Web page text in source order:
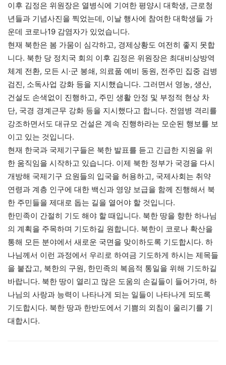
이후 김정은 위원장은 열병식에 기여한 평양시 대학생, 근로청
년들과 기념사진을 찍었는데, 이날 행사에 참여한 대학생들 가
운데 코로나19 감염자가 있었습니다.
현재 북한은 봄 가뭄이 심각하고, 경제상황도 여전히 좋지 못합
니다. 북한 당 정치국 회의 이후 김정은 위원장은 최대비상방역
체계 전환, 모든 시·군 봉쇄, 의료품 예비 동원, 전주민 집중 검병
검진, 소독사업 강화 등을 지시했습니다. 그러면서 영농, 생산,
건설도 손색없이 진행하고, 주민 생활 안정 및 부정적 현상 차
단, 국경 경계근무 강화 등을 지시했다고 합니다. 전염병 격리를
강조하면서도 대규모 건설은 계속 진행하라는 모순된 행보를 보
이고 있는 것입니다.
현재 한국과 국제기구들은 북한 발표를 듣고 긴급한 지원을 위
한 움직임을 시작하고 있습니다. 이제 북한 정부가 국경을 다시
개방해 국제기구 요원들의 입국을 허용하고, 국제사회는 취약
연령과 계층 인구에 대한 백신과 영양 보급을 함께 진행해서 북
한 주민들을 제대로 돕는 길을 열어야 할 것입니다.
한민족이 간절히 기도 해야 할 때입니다. 북한 땅을 향한 하나님
의 계획을 주목하며 기도하길 원합니다. 북한이 코로나 확산을
통해 모든 분야에서 새로운 국면을 맞이하도록 기도합시다. 하
나님께서 이런 과정에서 우리로 하여금 기도하게 하시는 제목들
을 붙잡고, 북한의 구원, 한민족의 복음적 통일을 위해 기도하길
바랍니다. 북한 땅이 열리고 많은 도움의 손길들이 들어가며, 하
나님의 사랑과 능력이 나타나게 되는 일들이 나타나게 되도록
기도합시다. 북한 땅과 한반도에서 기쁨의 외침이 울리기를 기
대합시다.